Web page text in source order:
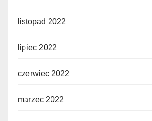
listopad 2022
lipiec 2022
czerwiec 2022
marzec 2022